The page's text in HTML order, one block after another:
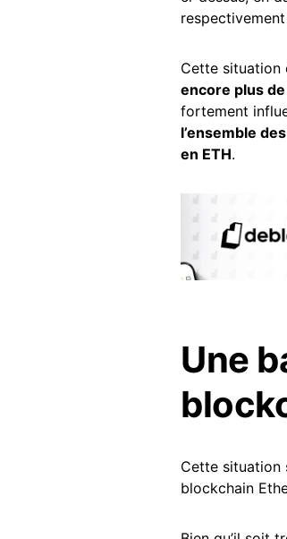
Cette situation
encore plus
fortement
l’ensemble
en ETH.
Une
Cette situation
blockchain